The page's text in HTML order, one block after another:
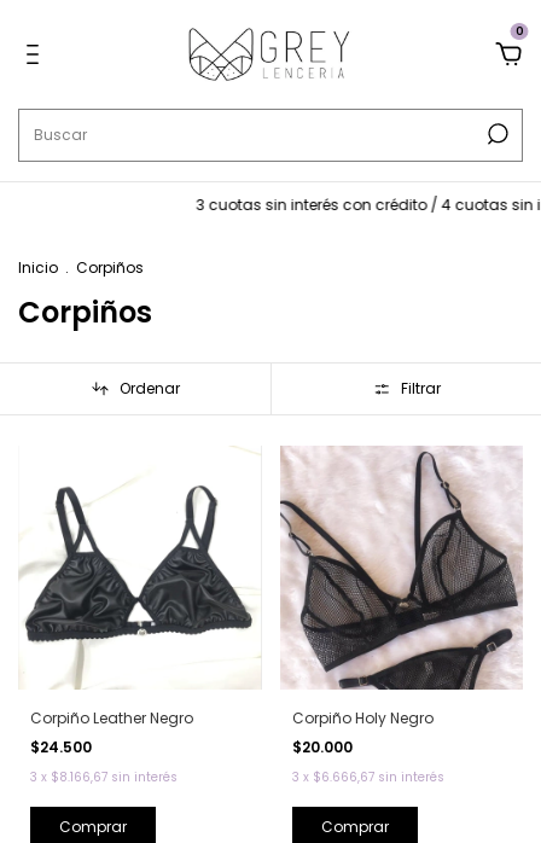
0
3 cuotas sin interés con crédito / 4 cuotas sin interés con
Inicio . Corpiños
Corpiños
Ordenar Filtrar
Corpiño Leather Negro
$24.500
3 x $8.166,67 sin interés
Comprar
Corpiño Holy Negro
$20.000
3 x $6.666,67 sin interés
Comprar